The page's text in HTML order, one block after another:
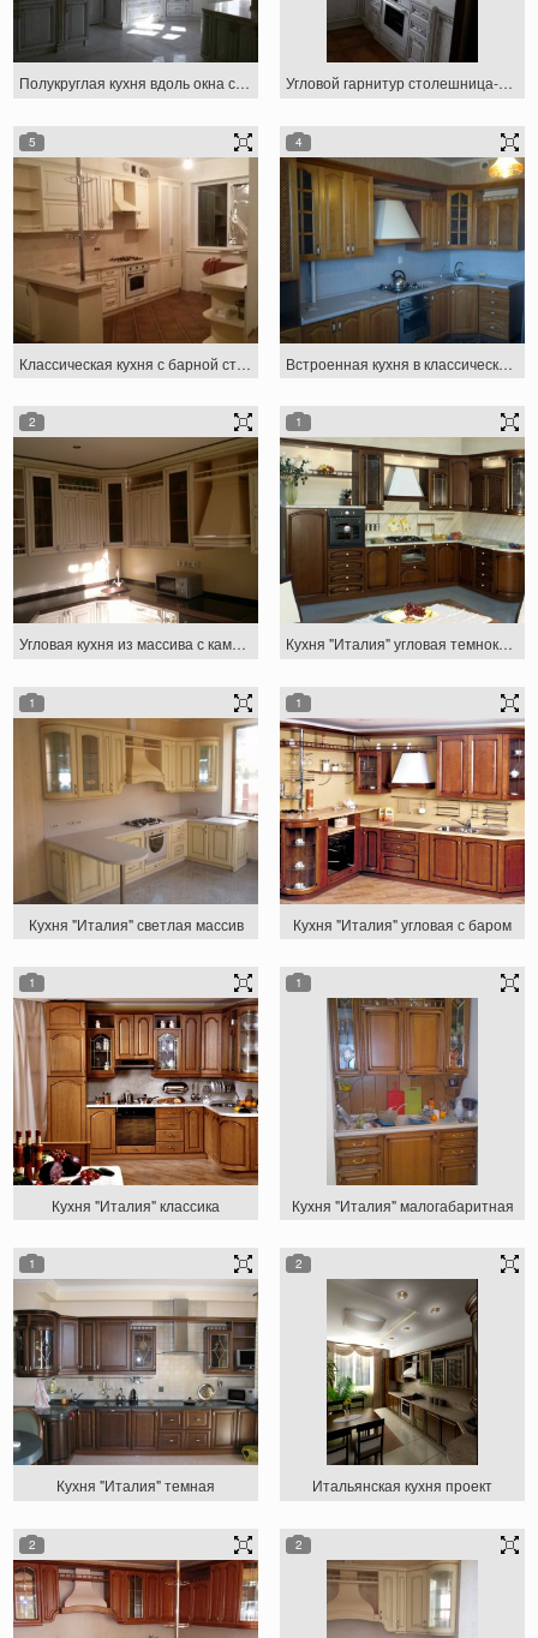
Полукруглая кухня вдоль окна с итальянским фасадом Угловой гарнитур столешница-подоконник
5
Классическая кухня с барной стойкой
4
Встроенная кухня в классическом стиле
2
Угловая кухня из массива с каменной столешницей
1
Кухня "Италия" угловая темнокоричневая
1
Кухня "Италия" светлая массив
1
Кухня "Италия" угловая с баром
1
Кухня "Италия" классика
1
Кухня "Италия" малогабаритная
1
Кухня "Италия" темная
2
Итальянская кухня проект
2 2